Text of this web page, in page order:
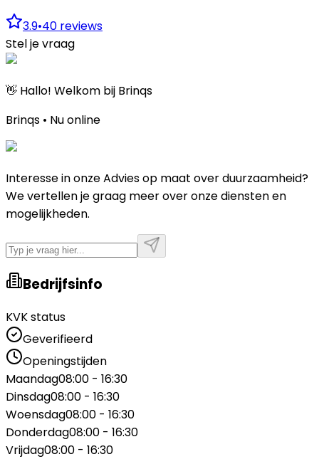
3.9•40 reviews
Stel je vraag
👋 Hallo! Welkom bij Brinqs
Brinqs • Nu online
Interesse in onze Advies op maat over duurzaamheid?
We vertellen je graag meer over onze diensten en
mogelijkheden.
Bedrijfsinfo
KVK status
Geverifieerd
Openingstijden
Maandag08:00 - 16:30
Dinsdag08:00 - 16:30
Woensdag08:00 - 16:30
Donderdag08:00 - 16:30
Vrijdag08:00 - 16:30